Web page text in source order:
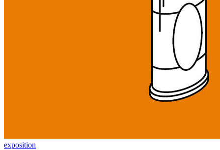
exposition